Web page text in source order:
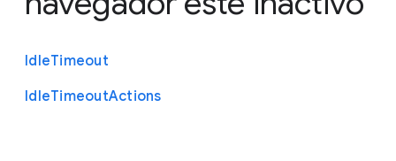
IdleTimeout
IdleTimeoutActions